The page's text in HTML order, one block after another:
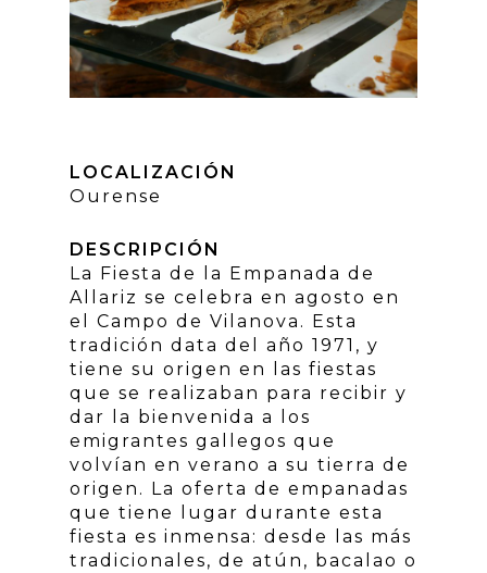
LOCALIZACIÓN
Ourense
DESCRIPCIÓN
La Fiesta de la Empanada de
Allariz se celebra en agosto en
el Campo de Vilanova. Esta
tradición data del año 1971, y
tiene su origen en las fiestas
que se realizaban para recibir y
dar la bienvenida a los
emigrantes gallegos que
volvían en verano a su tierra de
origen. La oferta de empanadas
que tiene lugar durante esta
fiesta es inmensa: desde las más
tradicionales, de atún, bacalao o